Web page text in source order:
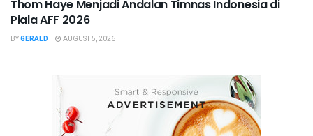
Thom Haye Menjadi Andalan Timnas Indonesia di
Piala AFF 2026
BYGERALD AUGUST 5, 2026